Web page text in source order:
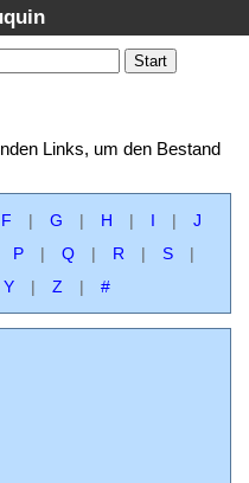
Links, um den Bestand
F | G | H | I |
J
P | Q | R | S
|
Y | Z | #